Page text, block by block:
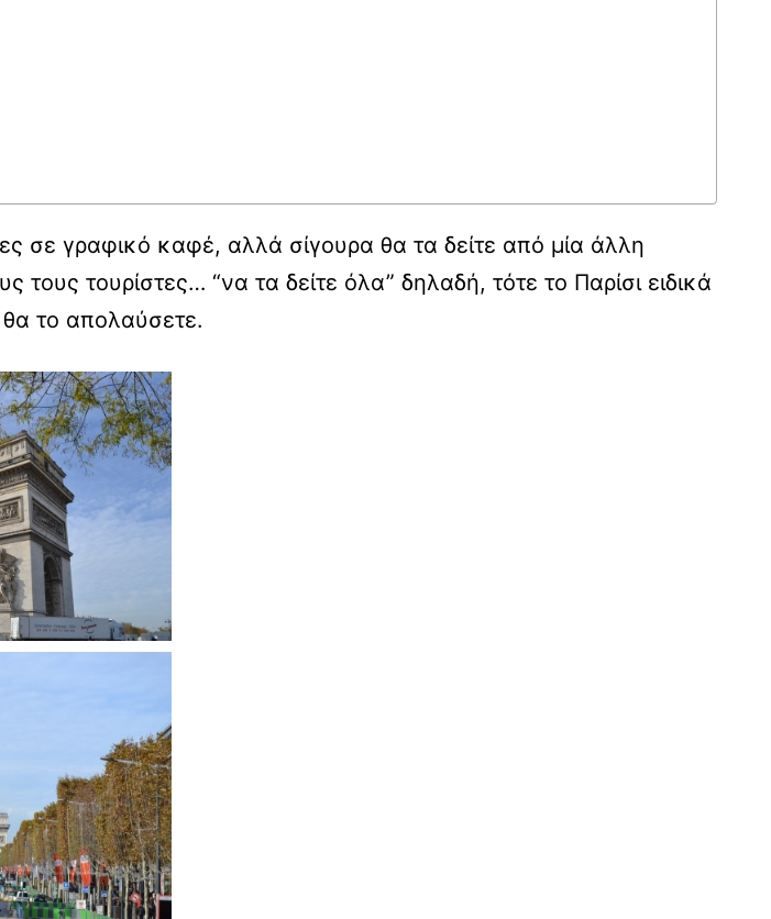
σε γραφικό καφέ, αλλά σίγουρα θα τα δείτε από μία άλλη
τουρίστες… “να τα δείτε όλα” δηλαδή, τότε το Παρίσι ειδικά
θα το απολαύσετε.